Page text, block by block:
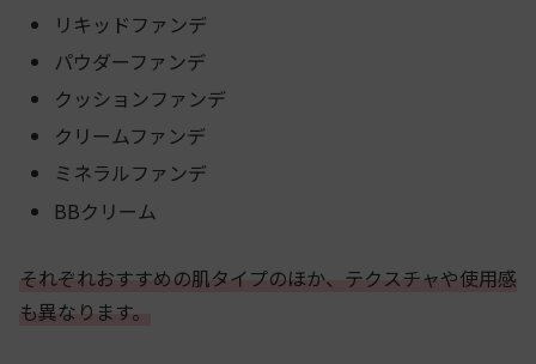
リキッドファンデ
パウダーファンデ
クッションファンデ
クリームファンデ
ミネラルファンデ
BBクリーム
それぞれおすすめの肌タイプのほか、テクスチャや使用感
も異なります。